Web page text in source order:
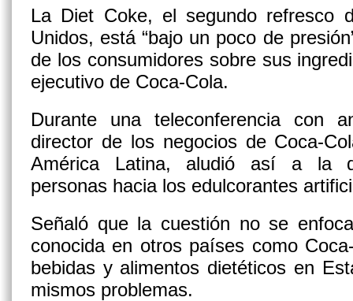
La Diet Coke, el segundo refresco
Unidos, está “bajo un poco de
de los consumidores sobre sus
ejecutivo de Coca-Cola.
Durante una teleconferencia con
director de los negocios de Coca-
América Latina, aludió así a la
personas hacia los edulcorantes
Señaló que la cuestión no se
conocida en otros países como
bebidas y alimentos dietéticos en
mismos problemas.